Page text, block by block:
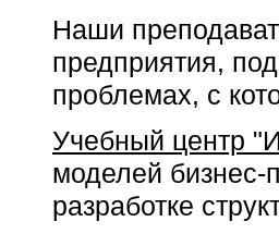
Наши
предприятия,
проблемах, с
Учебный центр
моделей
разработке